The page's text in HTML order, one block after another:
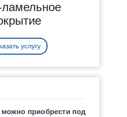
услугу
приобрести под